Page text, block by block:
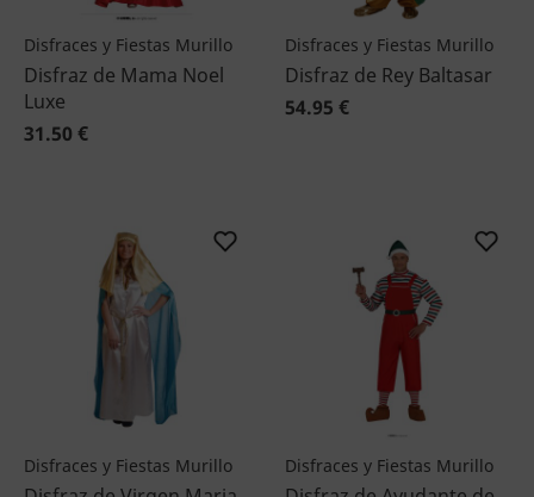
Disfraces y Fiestas Murillo
Disfraz de Mama Noel
Luxe
31.50 €
Disfraces y Fiestas Murillo
Disfraz de Rey Baltasar
54.95 €
Disfraces y Fiestas Murillo Disfraces y Fiestas Murillo